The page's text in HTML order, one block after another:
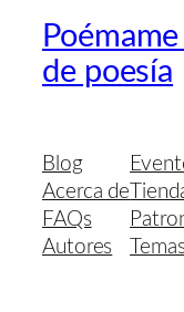
de poesía
Blog
Acerca de
FAQs
Autores
Temas